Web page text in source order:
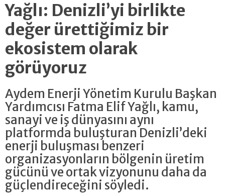
Yağlı: Denizli’yi birlikte
değer ürettiğimiz bir
ekosistem olarak
görüyoruz
Aydem Enerji Yönetim Kurulu Başkan
Yardımcısı Fatma Elif Yağlı, kamu,
sanayi ve iş dünyasını aynı
platformda buluşturan Denizli’deki
enerji buluşması benzeri
organizasyonların bölgenin üretim
gücünü ve ortak vizyonunu daha da
güçlendireceğini söyledi.